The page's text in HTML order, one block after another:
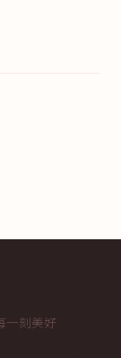
一刻美好